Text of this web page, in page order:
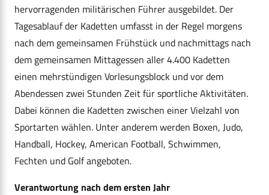
hervorragenden militärischen Führer ausgebildet. Der
Tagesablauf der Kadetten umfasst in der Regel morgens
nach dem gemeinsamen Frühstück und nachmittags nach
dem gemeinsamen Mittagessen aller 4.400 Kadetten
einen mehrstündigen Vorlesungsblock und vor dem
Abendessen zwei Stunden Zeit für sportliche Aktivitäten.
Dabei können die Kadetten zwischen einer Vielzahl von
Sportarten wählen. Unter anderem werden Boxen, Judo,
Handball, Hockey, American Football, Schwimmen,
Fechten und Golf angeboten.
Verantwortung nach dem ersten Jahr